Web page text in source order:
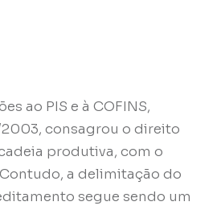
ao PIS e à COFINS,
consagrou o direito
produtiva, com o
a delimitação do
segue sendo um